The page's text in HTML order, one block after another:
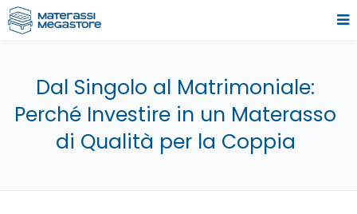
Dal Singolo al Matrimoniale:
Perché Investire in un Materasso
di Qualità per la Coppia